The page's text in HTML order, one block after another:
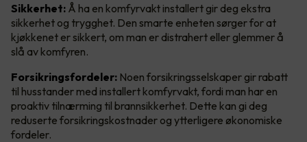
Sikkerhet: Å ha en komfyrvakt installert gir deg ekstra
sikkerhet og trygghet. Den smarte enheten sørger for at
kjøkkenet er sikkert, om man er distrahert eller glemmer å
slå av komfyren.
Forsikringsfordeler: Noen forsikringsselskaper gir rabatt
til husstander med installert komfyrvakt, fordi man har en
proaktiv tilnærming til brannsikkerhet. Dette kan gi deg
reduserte forsikringskostnader og ytterligere økonomiske
fordeler.